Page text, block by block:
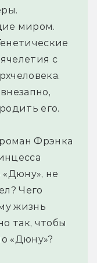
миром.
с
его.
Фрэнка
не
Чего
жизнь
так, чтобы
«Дюну»?